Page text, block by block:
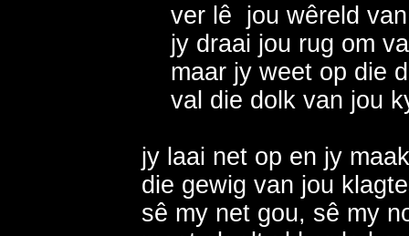
ver lê  jou wêreld
jy draai jou rug om
maar jy weet op die
val die dolk van jou
jy laai net op en jy
die gewig van jou
sê my net gou, sê my